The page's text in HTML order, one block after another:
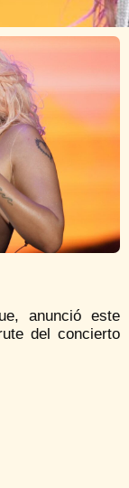
anunció este
del concierto